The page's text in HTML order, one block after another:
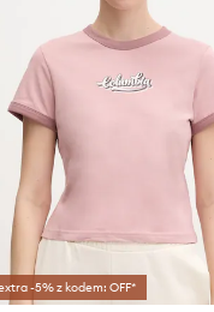
-5% z kodem: OFF*